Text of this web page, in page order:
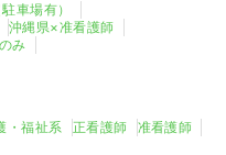
車場有）
沖縄県×准看護師
み
・福祉系 正看護師
准看護師